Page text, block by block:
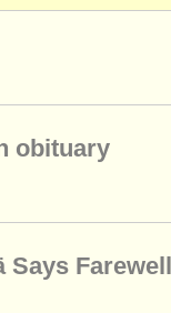
nachrichten in
obituary
Says